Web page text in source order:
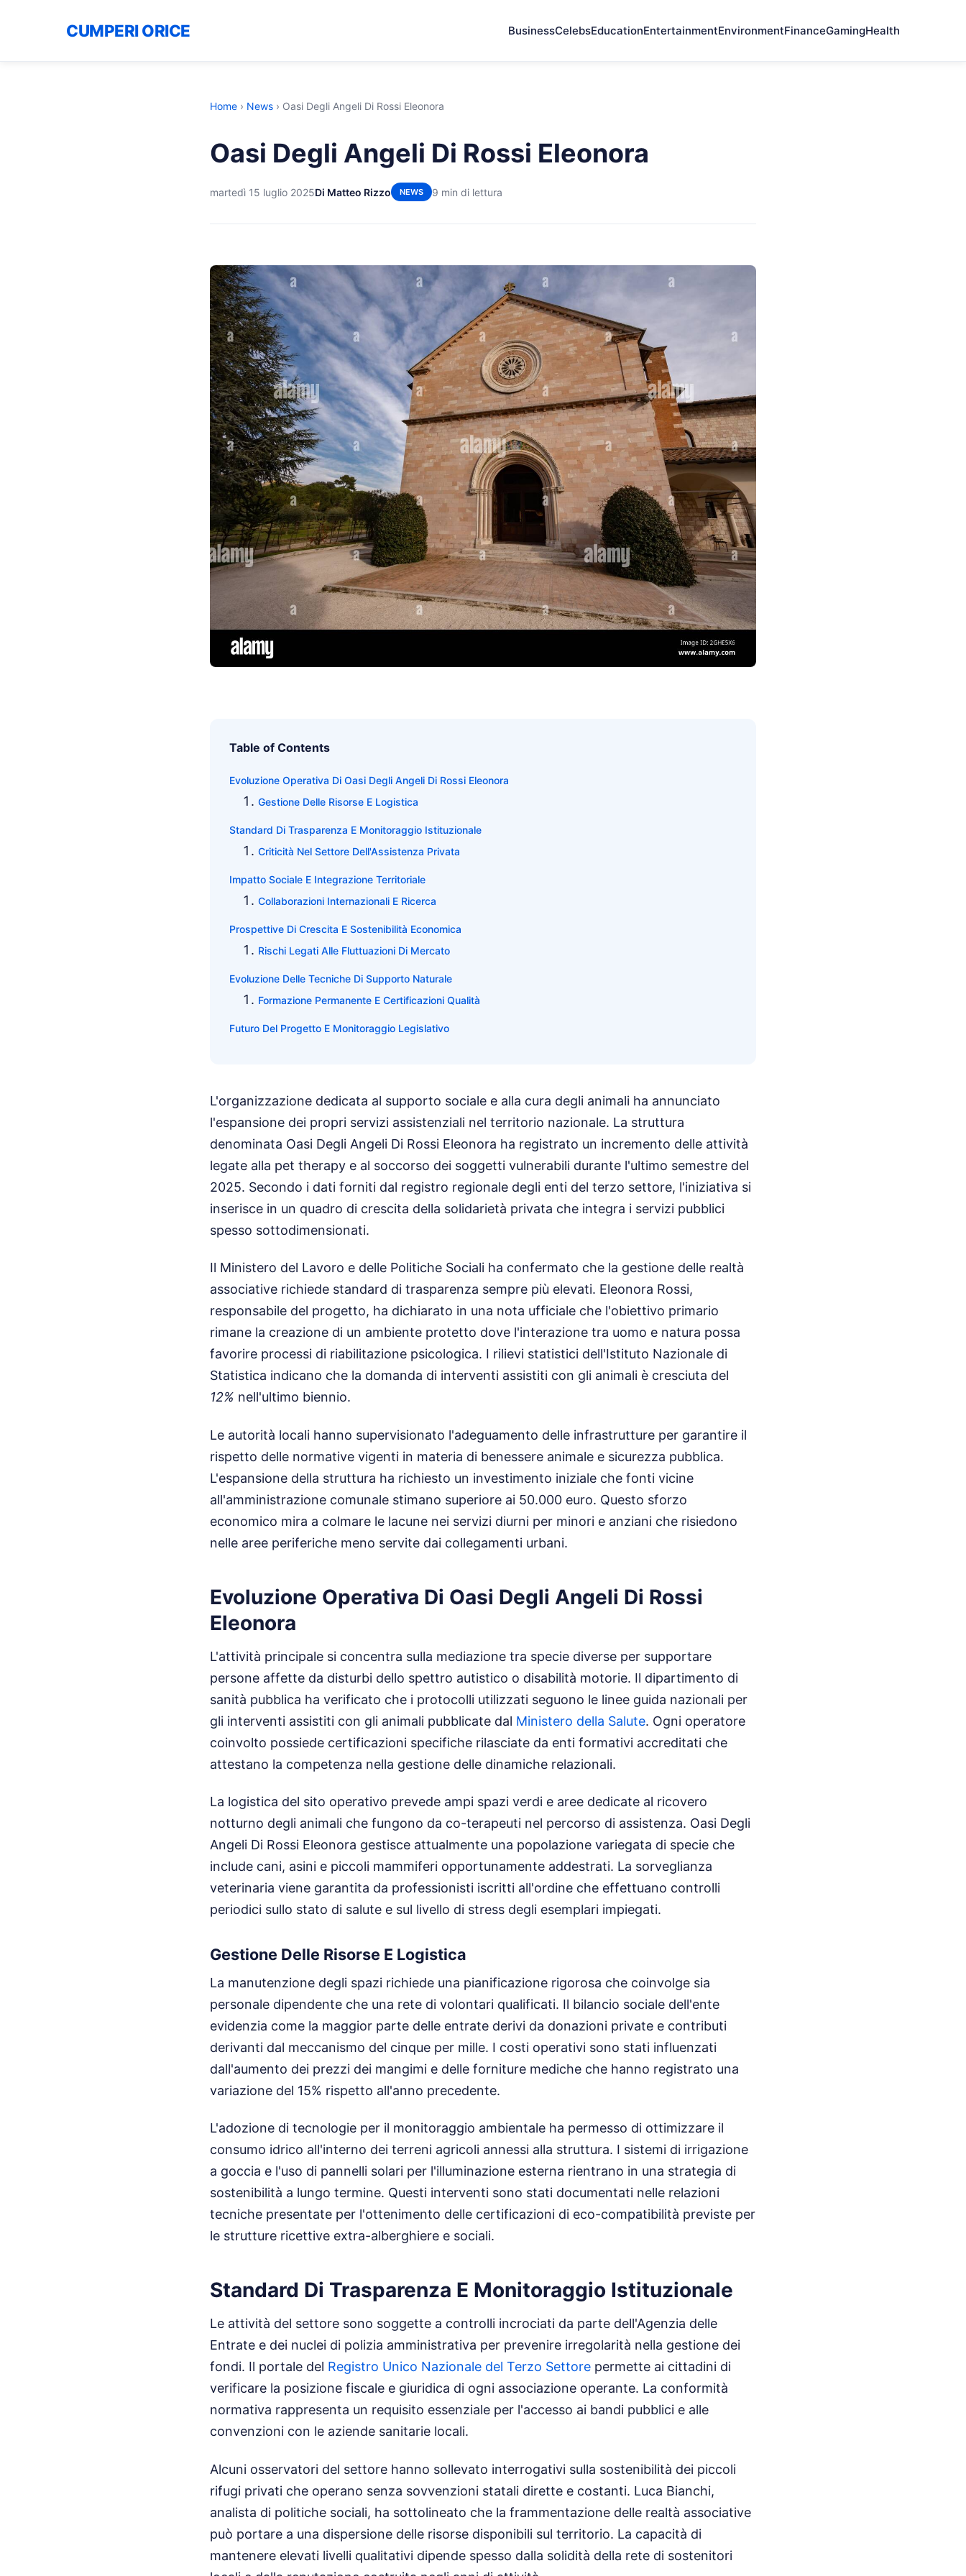
CUMPERI ORICE BusinessCelebsEducationEntertainmentEnvironmentFinanceGamingHealth
Home › News › Oasi Degli Angeli Di Rossi Eleonora
Oasi Degli Angeli Di Rossi Eleonora
martedì 15 luglio 2025Di Matteo Rizzo NEWS 9 min di lettura
Table of Contents
Evoluzione Operativa Di Oasi Degli Angeli Di Rossi Eleonora
Gestione Delle Risorse E Logistica
Standard Di Trasparenza E Monitoraggio Istituzionale
Criticità Nel Settore Dell'Assistenza Privata
Impatto Sociale E Integrazione Territoriale
Collaborazioni Internazionali E Ricerca
Prospettive Di Crescita E Sostenibilità Economica
Rischi Legati Alle Fluttuazioni Di Mercato
Evoluzione Delle Tecniche Di Supporto Naturale
Formazione Permanente E Certificazioni Qualità
Futuro Del Progetto E Monitoraggio Legislativo
L'organizzazione dedicata al supporto sociale e alla cura degli animali ha annunciato
l'espansione dei propri servizi assistenziali nel territorio nazionale. La struttura
denominata Oasi Degli Angeli Di Rossi Eleonora ha registrato un incremento delle attività
legate alla pet therapy e al soccorso dei soggetti vulnerabili durante l'ultimo semestre del
2025. Secondo i dati forniti dal registro regionale degli enti del terzo settore, l'iniziativa si
inserisce in un quadro di crescita della solidarietà privata che integra i servizi pubblici
spesso sottodimensionati.
Il Ministero del Lavoro e delle Politiche Sociali ha confermato che la gestione delle realtà
associative richiede standard di trasparenza sempre più elevati. Eleonora Rossi,
responsabile del progetto, ha dichiarato in una nota ufficiale che l'obiettivo primario
rimane la creazione di un ambiente protetto dove l'interazione tra uomo e natura possa
favorire processi di riabilitazione psicologica. I rilievi statistici dell'Istituto Nazionale di
Statistica indicano che la domanda di interventi assistiti con gli animali è cresciuta del
12% nell'ultimo biennio.
Le autorità locali hanno supervisionato l'adeguamento delle infrastrutture per garantire il
rispetto delle normative vigenti in materia di benessere animale e sicurezza pubblica.
L'espansione della struttura ha richiesto un investimento iniziale che fonti vicine
all'amministrazione comunale stimano superiore ai 50.000 euro. Questo sforzo
economico mira a colmare le lacune nei servizi diurni per minori e anziani che risiedono
nelle aree periferiche meno servite dai collegamenti urbani.
Evoluzione Operativa Di Oasi Degli Angeli Di Rossi
Eleonora
L'attività principale si concentra sulla mediazione tra specie diverse per supportare
persone affette da disturbi dello spettro autistico o disabilità motorie. Il dipartimento di
sanità pubblica ha verificato che i protocolli utilizzati seguono le linee guida nazionali per
gli interventi assistiti con gli animali pubblicate dal Ministero della Salute. Ogni operatore
coinvolto possiede certificazioni specifiche rilasciate da enti formativi accreditati che
attestano la competenza nella gestione delle dinamiche relazionali.
La logistica del sito operativo prevede ampi spazi verdi e aree dedicate al ricovero
notturno degli animali che fungono da co-terapeuti nel percorso di assistenza. Oasi Degli
Angeli Di Rossi Eleonora gestisce attualmente una popolazione variegata di specie che
include cani, asini e piccoli mammiferi opportunamente addestrati. La sorveglianza
veterinaria viene garantita da professionisti iscritti all'ordine che effettuano controlli
periodici sullo stato di salute e sul livello di stress degli esemplari impiegati.
Gestione Delle Risorse E Logistica
La manutenzione degli spazi richiede una pianificazione rigorosa che coinvolge sia
personale dipendente che una rete di volontari qualificati. Il bilancio sociale dell'ente
evidenzia come la maggior parte delle entrate derivi da donazioni private e contributi
derivanti dal meccanismo del cinque per mille. I costi operativi sono stati influenzati
dall'aumento dei prezzi dei mangimi e delle forniture mediche che hanno registrato una
variazione del 15% rispetto all'anno precedente.
L'adozione di tecnologie per il monitoraggio ambientale ha permesso di ottimizzare il
consumo idrico all'interno dei terreni agricoli annessi alla struttura. I sistemi di irrigazione
a goccia e l'uso di pannelli solari per l'illuminazione esterna rientrano in una strategia di
sostenibilità a lungo termine. Questi interventi sono stati documentati nelle relazioni
tecniche presentate per l'ottenimento delle certificazioni di eco-compatibilità previste per
le strutture ricettive extra-alberghiere e sociali.
Standard Di Trasparenza E Monitoraggio Istituzionale
Le attività del settore sono soggette a controlli incrociati da parte dell'Agenzia delle
Entrate e dei nuclei di polizia amministrativa per prevenire irregolarità nella gestione dei
fondi. Il portale del Registro Unico Nazionale del Terzo Settore permette ai cittadini di
verificare la posizione fiscale e giuridica di ogni associazione operante. La conformità
normativa rappresenta un requisito essenziale per l'accesso ai bandi pubblici e alle
convenzioni con le aziende sanitarie locali.
Alcuni osservatori del settore hanno sollevato interrogativi sulla sostenibilità dei piccoli
rifugi privati che operano senza sovvenzioni statali dirette e costanti. Luca Bianchi,
analista di politiche sociali, ha sottolineato che la frammentazione delle realtà associative
può portare a una dispersione delle risorse disponibili sul territorio. La capacità di
mantenere elevati livelli qualitativi dipende spesso dalla solidità della rete di sostenitori